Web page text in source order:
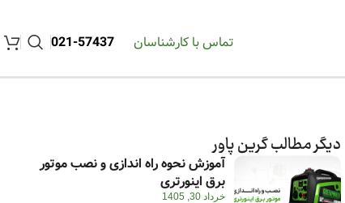
تماس با کارشناسان 57437-021
دیگر مطالب گرین پاور
آموزش نحوه راه اندازی و نصب موتور
برق اینورتری
خرداد 30, 1405